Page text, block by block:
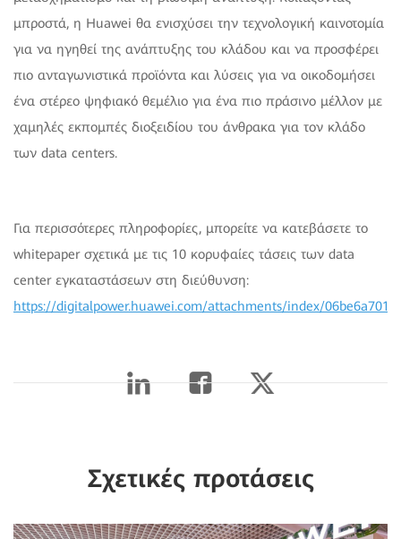
μπροστά, η Huawei θα ενισχύσει την τεχνολογική καινοτομία
για να ηγηθεί της ανάπτυξης του κλάδου και να προσφέρει
πιο ανταγωνιστικά προϊόντα και λύσεις για να οικοδομήσει
ένα στέρεο ψηφιακό θεμέλιο για ένα πιο πράσινο μέλλον με
χαμηλές εκπομπές διοξειδίου του άνθρακα για τον κλάδο
των data centers.
Για περισσότερες πληροφορίες, μπορείτε να κατεβάσετε το
whitepaper σχετικά με τις 10 κορυφαίες τάσεις των data
center εγκαταστάσεων στη διεύθυνση:
https://digitalpower.huawei.com/attachments/index/
Σχετικές προτάσεις